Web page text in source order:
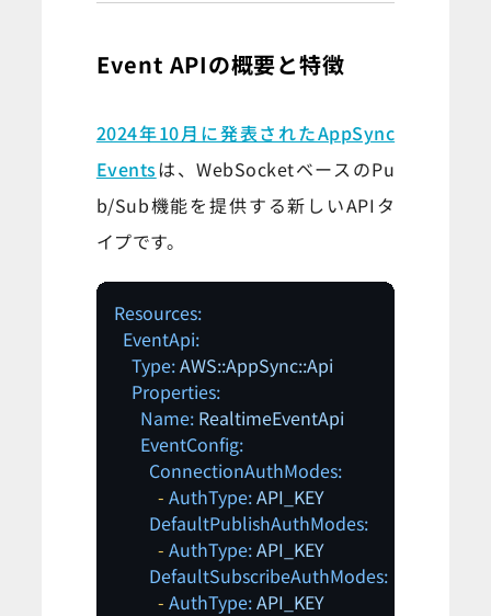
Event APIの概要と特徴
2024年10月に発表されたAppSync
Eventsは、WebSocketベースのPu
b/Sub機能を提供する新しいAPIタ
イプです。
Resources:
EventApi:
Type:AWS::AppSync::Api
Properties:
Name: RealtimeEventApi
EventConfig:
ConnectionAuthModes:
- AuthType:API_KEY
DefaultPublishAuthModes:
- AuthType:API_KEY
DefaultSubscribeAuthModes:
- AuthType:API_KEY